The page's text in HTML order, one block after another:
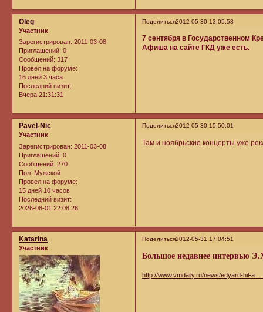
Поделиться2012-05-30 13:05:58
Oleg
Участник
Зарегистрирован: 2011-03-08
Приглашений: 0
Сообщений: 317
Провел на форуме:
16 дней 3 часа
Последний визит:
Вчера 21:31:31
7 сентября в Государственном
Афиша на сайте ГКД уже есть.
Поделиться2012-05-30 15:50:01
Pavel-Nic
Участник
Зарегистрирован: 2011-03-08
Приглашений: 0
Сообщений: 270
Пол: Мужской
Провел на форуме:
15 дней 10 часов
Последний визит:
2026-08-01 22:08:26
Там и ноябрьские концерты уже
Поделиться2012-05-31 17:04:51
Katarina
Участник
Большое недавнее интервью
http://www.vmdaily.ru/news/edyard-hil-a